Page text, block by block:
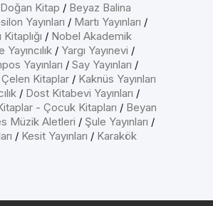
Doğan Kitap / Beyaz Balina
Yayınları / Martı Yayınları /
Kitaplığı / Nobel Akademik
Yayıncılık / Yargı Yayınevi /
Yayınları / Say Yayınları /
Çelen Kitaplar / Kaknüs Yayınları
/ Dost Kitabevi Yayınları /
- Çocuk Kitapları / Beyan
Müzik Aletleri / Şule Yayınları /
/ Kesit Yayınları / Karakök